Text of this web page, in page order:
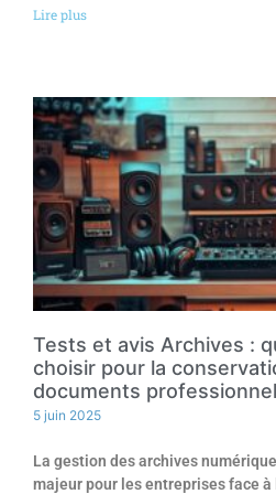
Lire plus
Tests et avis Archives :
choisir pour la
documents
5 juin 2025
La gestion des archives
majeur pour les entreprises face